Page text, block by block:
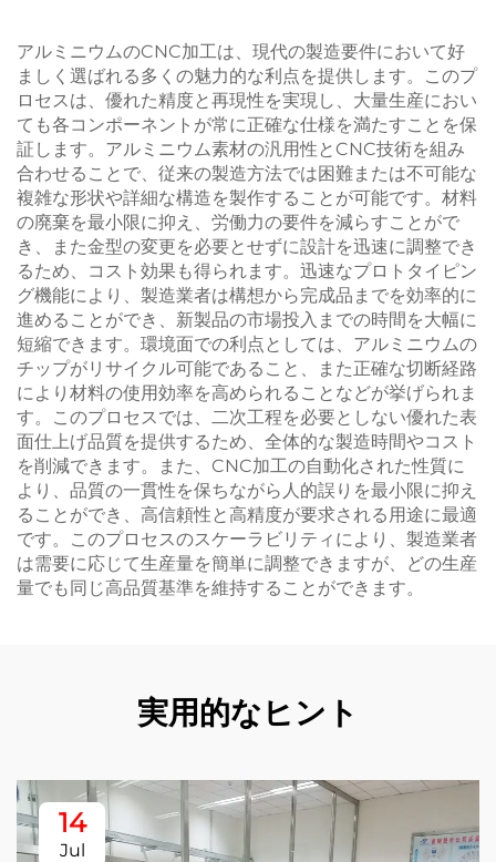
アルミニウムのCNC加工は、現代の製造要件において好
ましく選ばれる多くの魅力的な利点を提供します。このプ
ロセスは、優れた精度と再現性を実現し、大量生産におい
ても各コンポーネントが常に正確な仕様を満たすことを保
証します。アルミニウム素材の汎用性とCNC技術を組み
合わせることで、従来の製造方法では困難または不可能な
複雑な形状や詳細な構造を製作することが可能です。材料
の廃棄を最小限に抑え、労働力の要件を減らすことがで
き、また金型の変更を必要とせずに設計を迅速に調整でき
るため、コスト効果も得られます。迅速なプロトタイピン
グ機能により、製造業者は構想から完成品までを効率的に
進めることができ、新製品の市場投入までの時間を大幅に
短縮できます。環境面での利点としては、アルミニウムの
チップがリサイクル可能であること、また正確な切断経路
により材料の使用効率を高められることなどが挙げられま
す。このプロセスでは、二次工程を必要としない優れた表
面仕上げ品質を提供するため、全体的な製造時間やコスト
を削減できます。また、CNC加工の自動化された性質に
より、品質の一貫性を保ちながら人的誤りを最小限に抑え
ることができ、高信頼性と高精度が要求される用途に最適
です。このプロセスのスケーラビリティにより、製造業者
は需要に応じて生産量を簡単に調整できますが、どの生産
量でも同じ高品質基準を維持することができます。
実用的なヒント
14
Jul